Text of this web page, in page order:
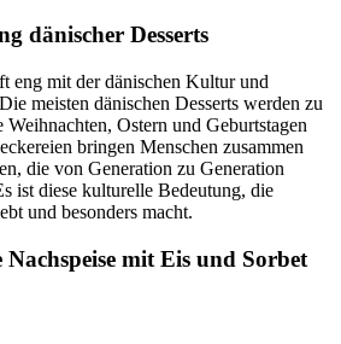
dänischer Desserts
eng mit der dänischen Kultur und
meisten dänischen Desserts werden zu
Weihnachten, Ostern und Geburtstagen
bringen Menschen zusammen
die von Generation zu Generation
ist diese kulturelle Bedeutung, die
und besonders macht.
Nachspeise mit Eis und Sorbet